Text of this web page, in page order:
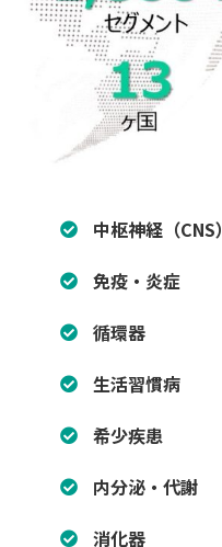
中枢神経（CNS）
免疫・炎症
循環器
生活習慣病
希少疾患
内分泌・代謝
消化器